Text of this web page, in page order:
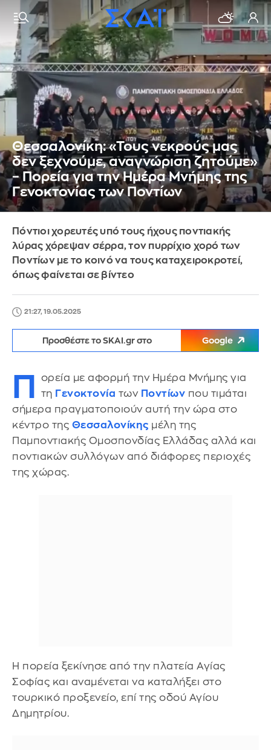
Θεσσαλονίκη: «Τους νεκρούς μας
δεν ξεχνούμε, αναγνώριση ζητούμε»
– Πορεία για την Ημέρα Μνήμης της
Γενοκτονίας των Ποντίων
Πόντιοι χορευτές υπό τους ήχους ποντιακής
λύρας χόρεψαν σέρρα, τον πυρρίχιο χορό των
Ποντίων με το κοινό να τους καταχειροκροτεί,
όπως φαίνεται σε βίντεο
21:27, 19.05.2025
Προσθέστε το SKAI.gr στο Google
Π
ορεία με αφορμή την Ημέρα Μνήμης για
τη Γενοκτονία των Ποντίων που τιμάται
σήμερα πραγματοποιούν αυτή την ώρα στο
κέντρο της Θεσσαλονίκης μέλη της
Παμποντιακής Ομοσπονδίας Ελλάδας αλλά και
ποντιακών συλλόγων από διάφορες περιοχές
της χώρας.
Η πορεία ξεκίνησε από την πλατεία Αγίας
Σοφίας και αναμένεται να καταλήξει στο
τουρκικό προξενείο, επί της οδού Αγίου
Δημητρίου.